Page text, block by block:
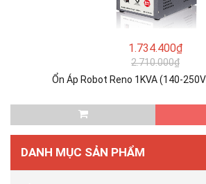
1.734.400₫
2.710.000₫
Ổn Áp Robot Reno 1KVA (140-
DANH MỤC SẢN PHẨM